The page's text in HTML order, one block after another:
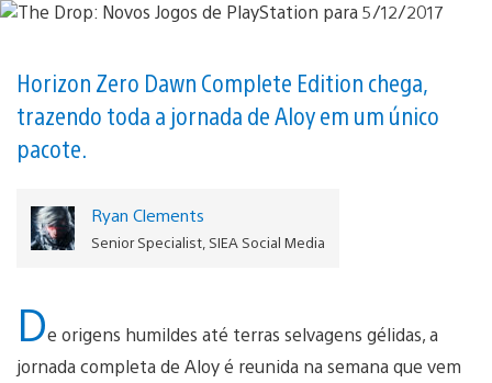
Horizon Zero Dawn Complete Edition chega,
trazendo toda a jornada de Aloy em um único
pacote.
Ryan Clements
Senior Specialist, SIEA Social Media
De origens humildes até terras selvagens gélidas, a
jornada completa de Aloy é reunida na semana que vem